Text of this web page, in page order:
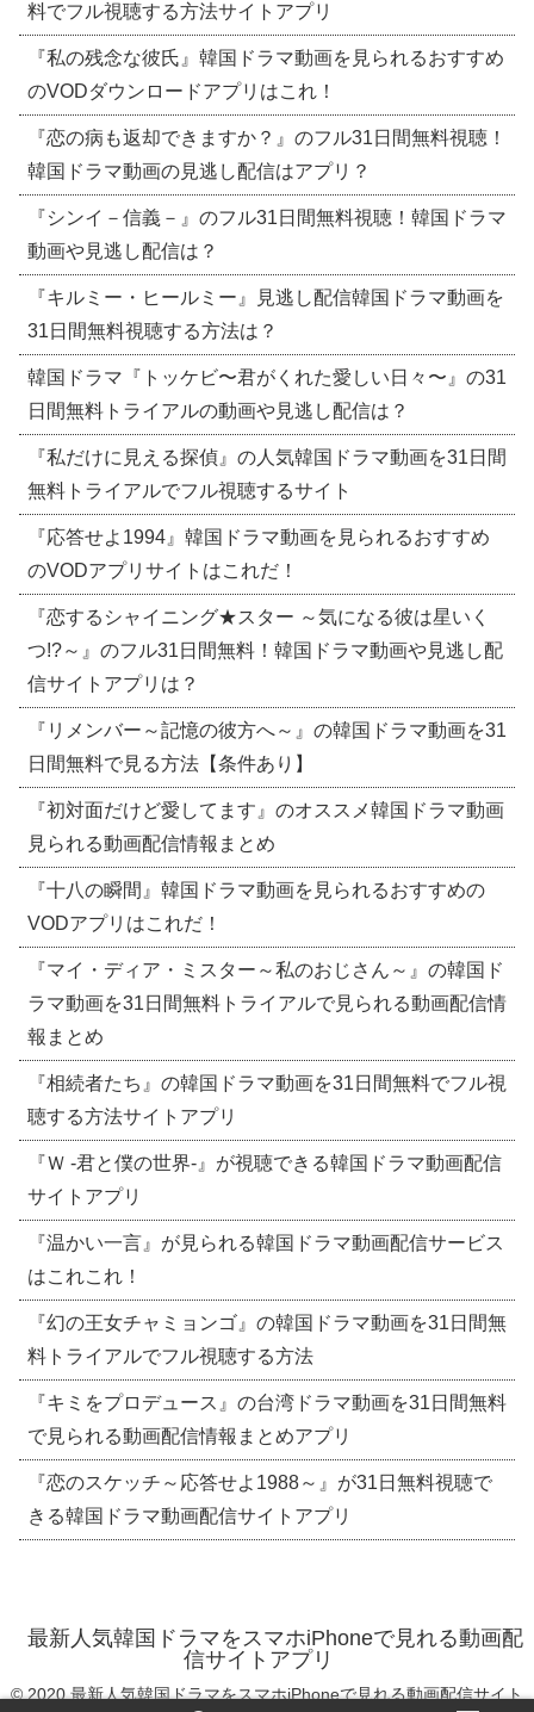
料でフル視聴する方法サイトアプリ
『私の残念な彼氏』韓国ドラマ動画を見られるおすすめ
のVODダウンロードアプリはこれ！
『恋の病も返却できますか？』のフル31日間無料視聴！
韓国ドラマ動画の見逃し配信はアプリ？
『シンイ－信義－』のフル31日間無料視聴！韓国ドラマ
動画や見逃し配信は？
『キルミー・ヒールミー』見逃し配信韓国ドラマ動画を
31日間無料視聴する方法は？
韓国ドラマ『トッケビ〜君がくれた愛しい日々〜』の31
日間無料トライアルの動画や見逃し配信は？
『私だけに見える探偵』の人気韓国ドラマ動画を31日間
無料トライアルでフル視聴するサイト
『応答せよ1994』韓国ドラマ動画を見られるおすすめ
のVODアプリサイトはこれだ！
『恋するシャイニング★スター ～気になる彼は星いく
つ!?～』のフル31日間無料！韓国ドラマ動画や見逃し配
信サイトアプリは？
『リメンバー～記憶の彼方へ～』の韓国ドラマ動画を31
日間無料で見る方法【条件あり】
『初対面だけど愛してます』のオススメ韓国ドラマ動画
見られる動画配信情報まとめ
『十八の瞬間』韓国ドラマ動画を見られるおすすめの
VODアプリはこれだ！
『マイ・ディア・ミスター～私のおじさん～』の韓国ド
ラマ動画を31日間無料トライアルで見られる動画配信情
報まとめ
『相続者たち』の韓国ドラマ動画を31日間無料でフル視
聴する方法サイトアプリ
『Ｗ -君と僕の世界-』が視聴できる韓国ドラマ動画配信
サイトアプリ
『温かい一言』が見られる韓国ドラマ動画配信サービス
はこれこれ！
『幻の王女チャミョンゴ』の韓国ドラマ動画を31日間無
料トライアルでフル視聴する方法
『キミをプロデュース』の台湾ドラマ動画を31日間無料
で見られる動画配信情報まとめアプリ
『恋のスケッチ～応答せよ1988～』が31日無料視聴で
きる韓国ドラマ動画配信サイトアプリ
最新人気韓国ドラマをスマホiPhoneで見れる動画配
信サイトアプリ
© 2020 最新人気韓国ドラマをスマホiPhoneで見れる動画配信サイト